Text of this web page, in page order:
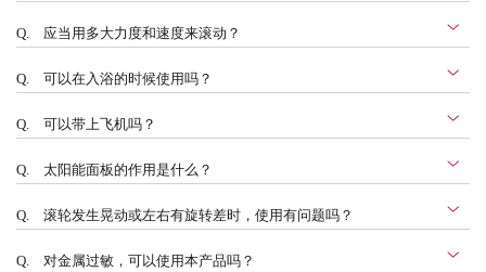
Q. 应当用多大力度和速度来滚动？
Q. 可以在入浴的时候使用吗？
Q. 可以带上飞机吗？
Q. 太阳能面板的作用是什么？
Q. 滚轮发生晃动或左右有旋转差时，使用有问题吗？
Q. 对金属过敏，可以使用本产品吗？